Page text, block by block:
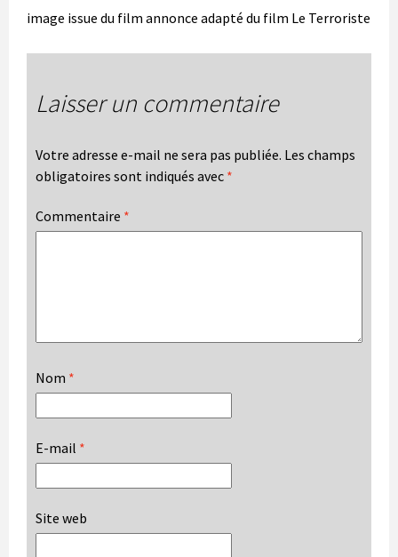
image issue du film annonce adapté du film Le Terroriste
Laisser un commentaire
Votre adresse e-mail ne sera pas publiée. Les champs
obligatoires sont indiqués avec *
Commentaire *
Nom *
E-mail *
Site web